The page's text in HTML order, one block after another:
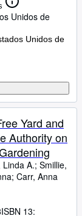
Unidos de
Unidos de
Yard and
Authority on
Linda A.; Smillie,
; Carr, Anna
ISBN 13: